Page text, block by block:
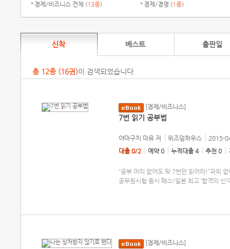
경제/비즈니스 전체 (13종) 경제/경영 (1종)
신착 베스트 출판일
총 12종 (16권)이 검색되었습니다.
[경제/비즈니스]
7번 읽기 공부법
야마구치 마유 저 위즈덤하우스
2015-
대출 0/2
예약 0 누적대출 4 추천 0
“공부 머리 없어도 딱 7번만 읽어라!”과외
공무원시험 동시 패스!일본 최고 ‘합격의 신
[경제/비즈니스]